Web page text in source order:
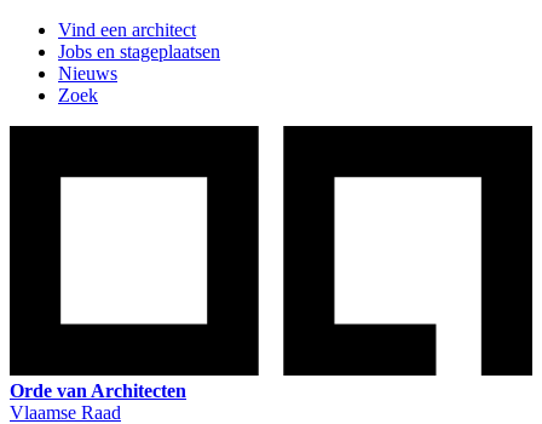
Vind een architect
Jobs en stageplaatsen
Nieuws
Zoek
Orde van Architecten
Vlaamse Raad